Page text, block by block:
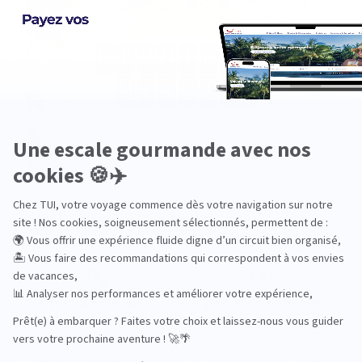
Pourquoi choisir TUI ?
TUI, acteur du
tourisme durable
Des hôtels choisis
avec soin